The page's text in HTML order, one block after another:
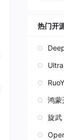
模态指
热门开
鸿蒙
旋武